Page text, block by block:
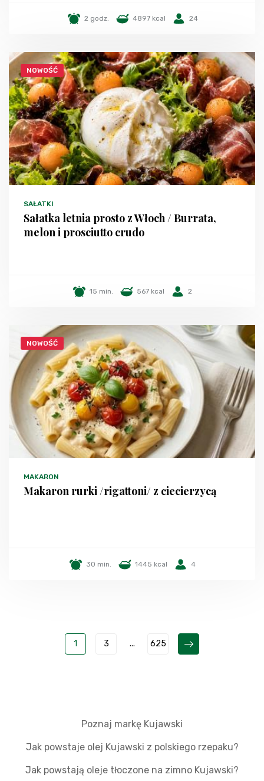
2 godz. 4897 kcal 24
NOWOŚĆ
SAŁATKI
Sałatka letnia prosto z Włoch / Burrata,
melon i prosciutto crudo
15 min. 567 kcal 2
NOWOŚĆ
MAKARON
Makaron rurki /rigattoni/ z ciecierzycą
30 min. 1445 kcal 4
1 3 ... 625
Poznaj markę Kujawski
Jak powstaje olej Kujawski z polskiego rzepaku?
Jak powstają oleje tłoczone na zimno Kujawski?